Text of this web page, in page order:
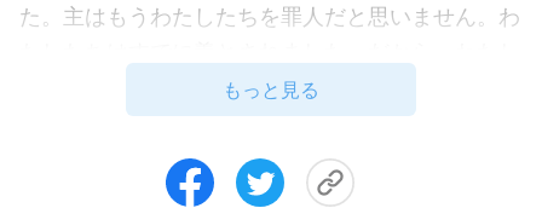
た。主はもうわたしたちを罪人だと思いません。わ
たちはきっと天の国に入ることができます。これは
疑う余地のないことです！ わたしは佐藤兄弟の観
点に賛成します」。
もっと見る